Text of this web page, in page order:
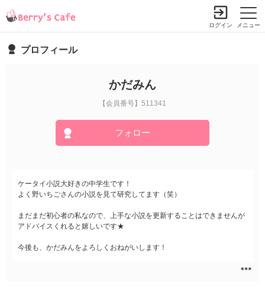
メニュー
ログイン
プロフィール
かだみん
【会員番号】511341
フォロー
ケータイ小説大好きの中学生です！
よく野いちごさんの小説を見て研究してます（笑）
まだまだ初心者の私なので、上手な小説を更新することはできませんが
アドバイスくれると嬉しいです★
今後も、かだみんをよろしくおねがいします！